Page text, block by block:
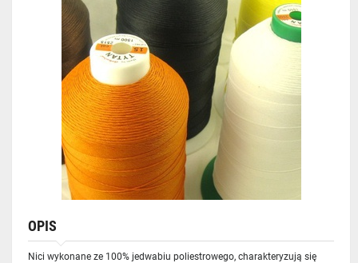
OPIS
Nici wykonane ze 100% jedwabiu poliestrowego, charakteryzują się